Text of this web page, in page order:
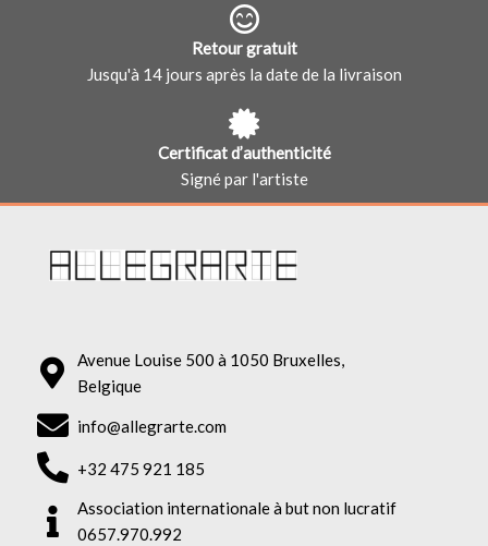
Retour gratuit
Jusqu'à 14 jours après la date de la livraison
Certificat d’authenticité
Signé par l'artiste
Avenue Louise 500 à 1050 Bruxelles,
Belgique
info@allegrarte.com
+32 475 921 185
Association internationale à but non lucratif
0657.970.992